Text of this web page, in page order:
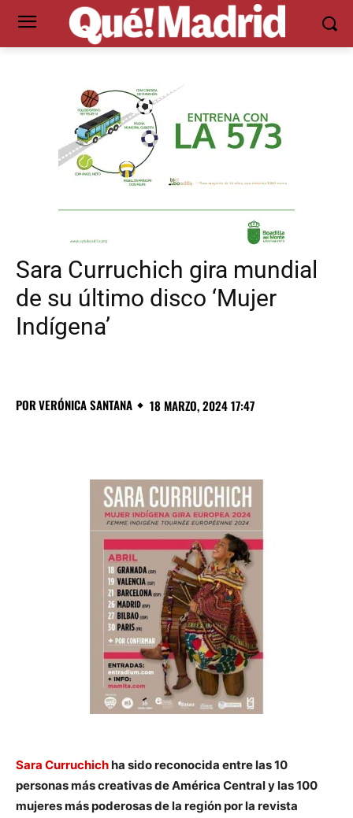
Sara Curruchich gira mundial
de su último disco ‘Mujer
Indígena’
PORVERÓNICA SANTANA 18 MARZO, 2024 17:47
Sara Curruchichha sido reconocida entre las 10
personas más creativas de América Central y las 100
mujeres más poderosas de la región por la revista